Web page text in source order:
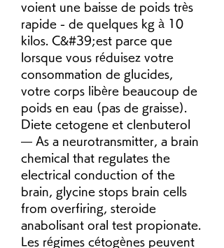
voient une baisse de poids très
rapide - de quelques kg à 10
kilos. C&#39;est parce que
lorsque vous réduisez votre
consommation de glucides,
votre corps libère beaucoup de
poids en eau (pas de graisse).
Diete cetogene et clenbuterol
— As a neurotransmitter, a brain
chemical that regulates the
electrical conduction of the
brain, glycine stops brain cells
from overfiring, steroide
anabolisant oral test propionate.
Les régimes cétogènes peuvent